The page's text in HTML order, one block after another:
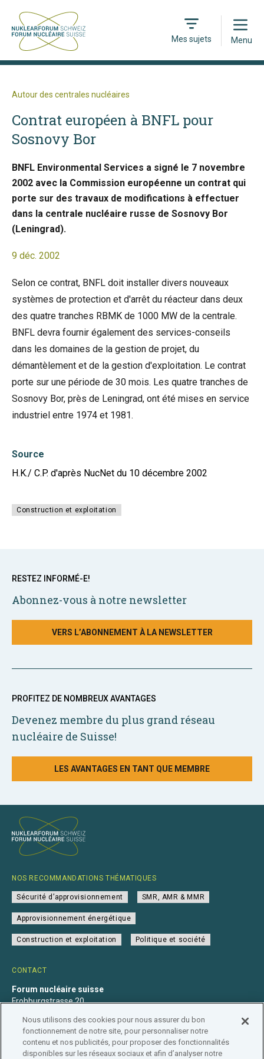
Mes sujets
Open
Menu
Autour des centrales nucléaires
Contrat européen à BNFL pour
Sosnovy Bor
BNFL Environmental Services a signé le 7 novembre
2002 avec la Commission européenne un contrat qui
porte sur des travaux de modifications à effectuer
dans la centrale nucléaire russe de Sosnovy Bor
(Leningrad).
9 déc. 2002
Selon ce contrat, BNFL doit installer divers nouveaux
systèmes de protection et d'arrêt du réacteur dans deux
des quatre tranches RBMK de 1000 MW de la centrale.
BNFL devra fournir également des services-conseils
dans les domaines de la gestion de projet, du
démantèlement et de la gestion d'exploitation. Le contrat
porte sur une période de 30 mois. Les quatre tranches de
Sosnovy Bor, près de Leningrad, ont été mises en service
industriel entre 1974 et 1981.
Source
H.K./ C.P. d'après NucNet du 10 décembre 2002
Construction et exploitation
RESTEZ INFORMÉ-E!
Abonnez-vous à notre newsletter
VERS L’ABONNEMENT À LA NEWSLETTER
PROFITEZ DE NOMBREUX AVANTAGES
Devenez membre du plus grand réseau
nucléaire de Suisse!
LES AVANTAGES EN TANT QUE MEMBRE
CONTACT
Forum nucléaire suisse
Frohburgstrasse 20
+41 31 560 36 50
info@nuklearforum.ch
NOS RECOMMANDATIONS THÉMATIQUES
Sécurité d’approvisionnement SMR, AMR & MMR
Approvisionnement énergétique
Construction et exploitation Politique et société
Nous utilisons des cookies pour nous assurer du bon
fonctionnement de notre site, pour personnaliser notre
contenu et nos publicités, pour proposer des fonctionnalités
disponibles sur les réseaux sociaux et afin d’analyser notre